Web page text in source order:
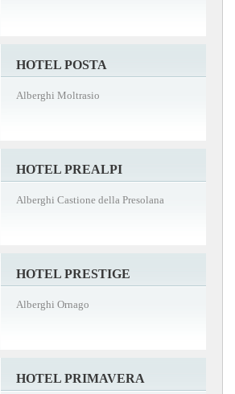
HOTEL POSTA
Alberghi Moltrasio
HOTEL PREALPI
Alberghi Castione della Presolana
HOTEL PRESTIGE
Alberghi Ornago
HOTEL PRIMAVERA